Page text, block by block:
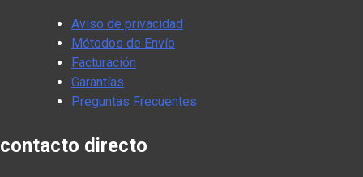
Aviso de privacidad
Métodos de Envío
Facturación
Garantías
Preguntas Frecuentes
contacto directo